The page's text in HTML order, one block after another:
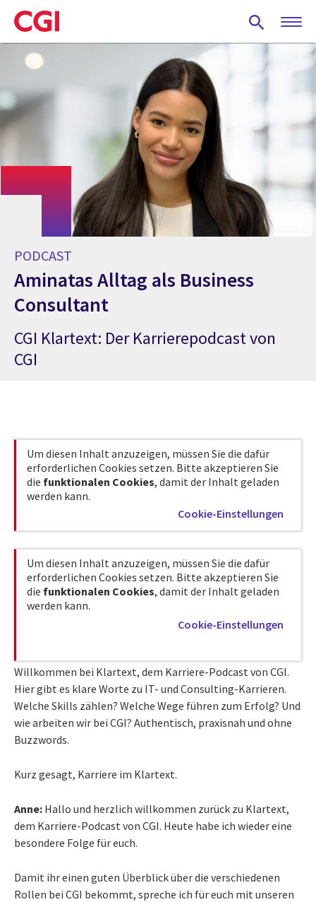
Skip
to
main
content
PODCAST
Aminatas Alltag als Business
Consultant
CGI Klartext: Der Karrierepodcast von
CGI
Um diesen Inhalt anzuzeigen, müssen Sie die dafür
erforderlichen Cookies setzen. Bitte akzeptieren Sie
die funktionalen Cookies, damit der Inhalt geladen
werden kann.
Cookie-Einstellungen
Um diesen Inhalt anzuzeigen, müssen Sie die dafür
erforderlichen Cookies setzen. Bitte akzeptieren Sie
die funktionalen Cookies, damit der Inhalt geladen
werden kann.
Cookie-Einstellungen
Willkommen bei Klartext, dem Karriere-Podcast von CGI.
Hier gibt es klare Worte zu IT- und Consulting-Karrieren.
Welche Skills zählen? Welche Wege führen zum Erfolg? Und
wie arbeiten wir bei CGI? Authentisch, praxisnah und ohne
Buzzwords.
Kurz gesagt, Karriere im Klartext.
Anne: Hallo und herzlich willkommen zurück zu Klartext,
dem Karriere-Podcast von CGI. Heute habe ich wieder eine
besondere Folge für euch.
Damit ihr einen guten Überblick über die verschiedenen
Rollen bei CGI bekommt, spreche ich für euch mit unseren